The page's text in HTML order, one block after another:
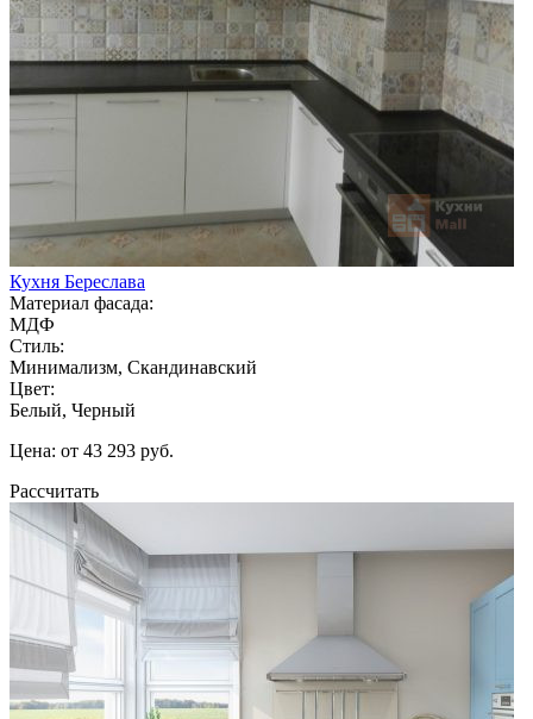
Кухня Береслава
Материал фасада:
МДФ
Стиль:
Минимализм, Скандинавский
Цвет:
Белый, Черный
Цена: от 43 293 руб.
Рассчитать